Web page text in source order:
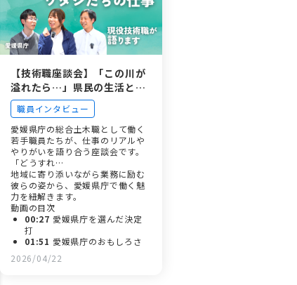
【技術職座談会】「この川が
溢れたら…」県民の生活と命
に直結する仕事。強靭な愛媛
をつくる使命。
職員インタビュー
愛媛県庁の総合土木職として働く
若手職員たちが、仕事のリアルや
やりがいを語り合う座談会です。
「どうすれ…
地域に寄り添いながら業務に励む
彼らの姿から、愛媛県庁で働く魅
力を紐解きます。
動画の目次
00:27 愛媛県庁を選んだ決定
打
01:51 愛媛県庁のおもしろさ
03:31 仕事で大変なこと
06:07土木職の異動について
2026/04/22